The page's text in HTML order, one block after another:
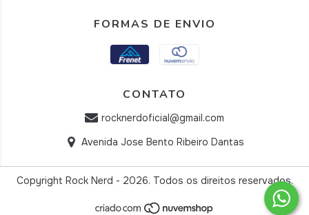
FORMAS DE ENVIO
CONTATO
rocknerdoficial@gmail.com
Avenida Jose Bento Ribeiro Dantas
Copyright Rock Nerd - 2026. Todos os direitos reservados.